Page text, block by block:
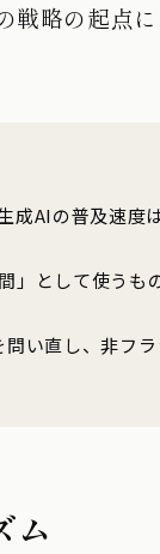
略の起点に
成AIの普及速度
」として使うも
い直し、非フ
ム